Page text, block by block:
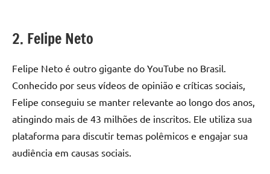
2. Felipe Neto
Felipe Neto é outro gigante do YouTube no Brasil.
Conhecido por seus vídeos de opinião e críticas sociais,
Felipe conseguiu se manter relevante ao longo dos anos,
atingindo mais de 43 milhões de inscritos. Ele utiliza sua
plataforma para discutir temas polêmicos e engajar sua
audiência em causas sociais.